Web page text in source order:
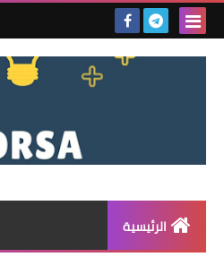
الرئيسية